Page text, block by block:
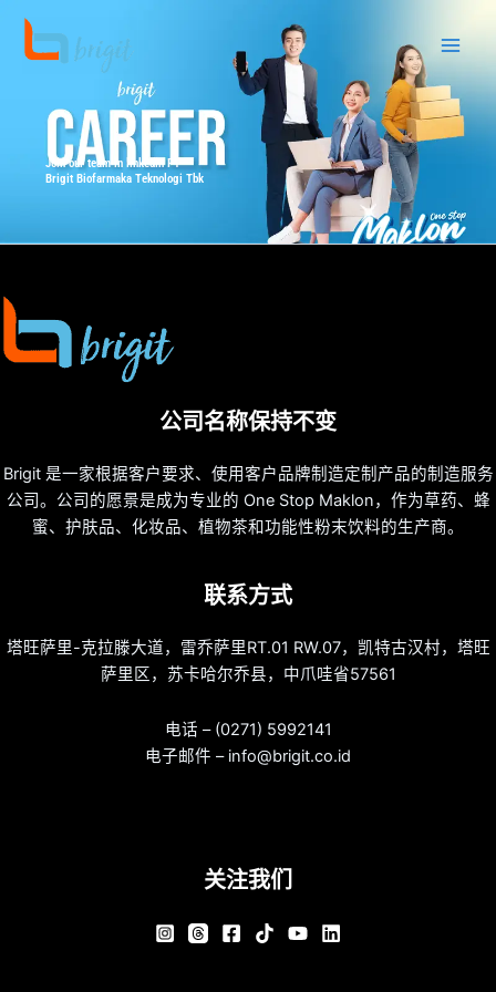
Join our team in linkedin PT
Brigit Biofarmaka Teknologi Tbk
公司名称保持不变
Brigit 是一家根据客户要求、使用客户品牌制造定制产品的制造服务
公司。公司的愿景是成为专业的 One Stop Maklon，作为草药、蜂
蜜、护肤品、化妆品、植物茶和功能性粉末饮料的生产商。
联系方式
塔旺萨里-克拉滕大道，雷乔萨里RT.01 RW.07，凯特古汉村，塔旺
萨里区，苏卡哈尔乔县，中爪哇省57561
电话 – (0271) 5992141
电子邮件 – info@brigit.co.id
关注我们